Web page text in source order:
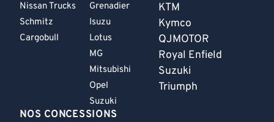
Nissan Trucks
Schmitz
Cargobull
Grenadier
Isuzu
Lotus
MG
Mitsubishi
Opel
Suzuki
KTM
Kymco
QJMOTOR
Royal Enfield
Suzuki
Triumph
NOS CONCESSIONS